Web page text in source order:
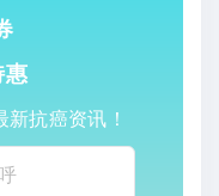
惠
抗癌资讯！